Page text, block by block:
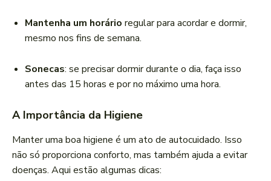
Mantenha um horário regular para acordar e dormir,
mesmo nos fins de semana.
Sonecas: se precisar dormir durante o dia, faça isso
antes das 15 horas e por no máximo uma hora.
A Importância da Higiene
Manter uma boa higiene é um ato de autocuidado. Isso
não só proporciona conforto, mas também ajuda a evitar
doenças. Aqui estão algumas dicas: